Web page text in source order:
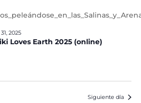
vistas
Loves Earth 2025 (online)
2025
Siguiente día